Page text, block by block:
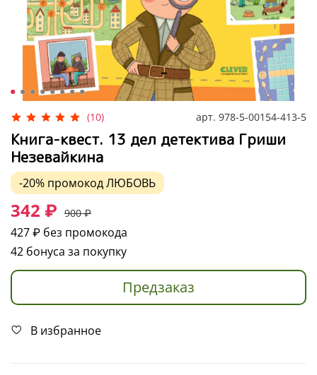
(10) арт. 978-5-00154-413-5
Книга-квест. 13 дел детектива Гриши
Незевайкина
-20% промокодЛЮБОВЬ
342 ₽ 900 ₽
427 ₽ без промокода
42 бонуса за покупку
Предзаказ
В избранное